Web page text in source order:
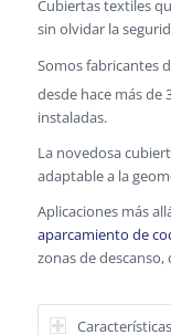
Cubiertas textiles
sin olvidar la
Somos fabricantes
desde hace más de
instaladas.
La novedosa
adaptable a la
Aplicaciones más
aparcamiento de
zonas de descanso,